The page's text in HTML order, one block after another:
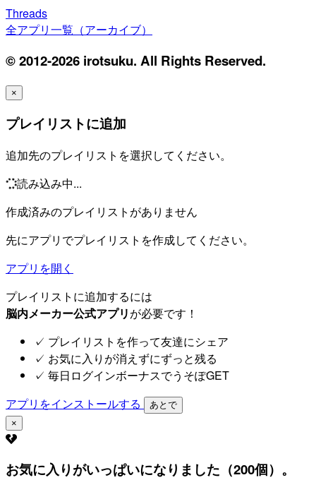
Threads
全アプリ一覧（アーカイブ）
© 2012-2026 irotsuku. All Rights Reserved.
×
プレイリストに追加
追加先のプレイリストを選択してください。
読み込み中...
作成済みのプレイリストがありません
先にアプリでプレイリストを作成してください。
アプリを開く
プレイリストに追加するには
脳内メーカー公式アプリが必要です！
✓ プレイリストを作って友達にシェア
✓ お気に入りが消えずにずっと残る
✓ 毎日ログインボーナスでうそぽGET
アプリをインストールする
あとで
×
お気に入りがいっぱいになりました（200個）。